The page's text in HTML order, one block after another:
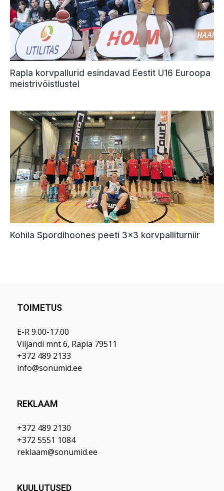
TOIMETUS
E-R 9.00-17.00
Viljandi mnt 6, Rapla 79511
+372 489 2133
info@sonumid.ee
REKLAAM
+372 489 2130
+372 5551 1084
reklaam@sonumid.ee
KUULUTUSED